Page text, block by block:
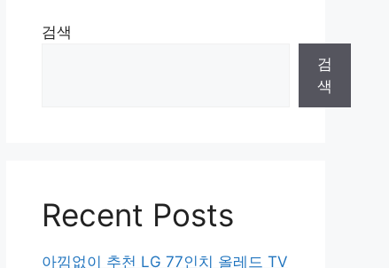
검색
검
색
Recent Posts
아낌없이 추천 LG 77인치 올레드 TV